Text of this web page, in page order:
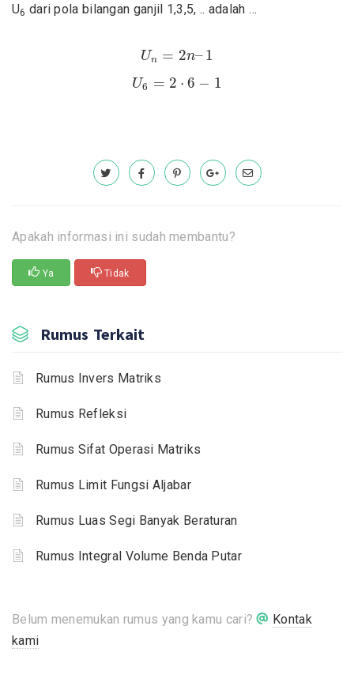
U6 dari pola bilangan ganjil 1,3,5, .. adalah …
Un = 2n–1
U 2n– 1
U6 = 2 ⋅ 6 − 1
=2 6−
Apakah informasi ini sudah membantu?
Ya Tidak
Rumus Terkait
Rumus Invers Matriks
Rumus Refleksi
Rumus Sifat Operasi Matriks
Rumus Limit Fungsi Aljabar
Rumus Luas Segi Banyak Beraturan
Rumus Integral Volume Benda Putar
Belum menemukan rumus yang kamu cari?
Kontak
kami